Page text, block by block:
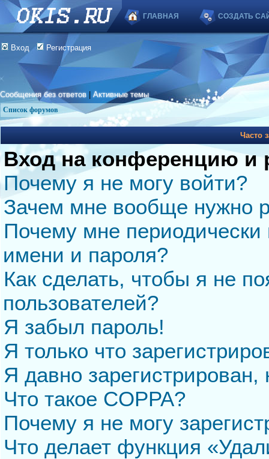
ГЛАВНАЯ СОЗДАТЬ
Вход Регистрация
Сообщения без ответов |Активные темы
Список форумов
Часто
Вход на конференцию и
Почему я не могу войти?
Зачем мне вообще нужно
Почему мне периодически
имени и пароля?
Как сделать, чтобы я не
пользователей?
Я забыл пароль!
Я только что
Я давно
Что такое COPPA?
Почему я не могу
Что делает функция